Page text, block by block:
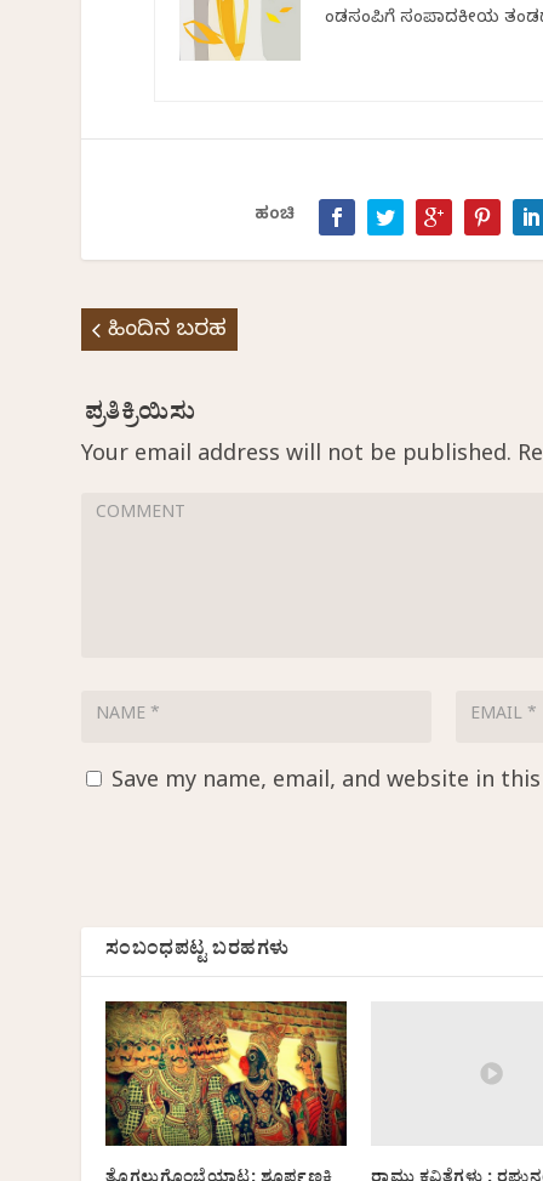
ಕೆಂಡಸಂಪಿಗೆ ಸಂಪಾದಕೀಯ
ಹಂಚಿ
ಹಿಂದಿನ ಬರಹ
Your email address will not be published.
Save my name, email, and website in
ಸಂಬಂಧಪಟ್ಟ ಬರಹಗಳು